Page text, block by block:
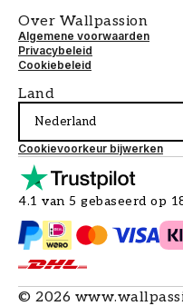
Over Wallpassion
Algemene voorwaarden
Privacybeleid
Cookiebeleid
Land
Nederland
Cookievoorkeur bijwerken
4.1 van 5 gebaseerd op
© 2026